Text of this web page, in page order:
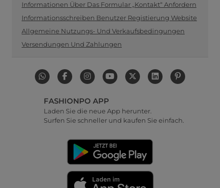
Informationen Über Das Formular „Kontakt“ Anfordern
Informationsschreiben Benutzer Registierung Website
Allgemeine Nutzungs- Und Verkaufsbedingungen
Versendungen Und Zahlungen
FASHIONPO APP
Laden Sie die neue App herunter.
Surfen Sie schneller und kaufen Sie einfach.